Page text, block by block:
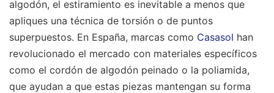
algodón, el estiramiento es inevitable a menos que
apliques una técnica de torsión o de puntos
superpuestos. En España, marcas como Casasol han
revolucionado el mercado con materiales específicos
como el cordón de algodón peinado o la poliamida,
que ayudan a que estas piezas mantengan su forma